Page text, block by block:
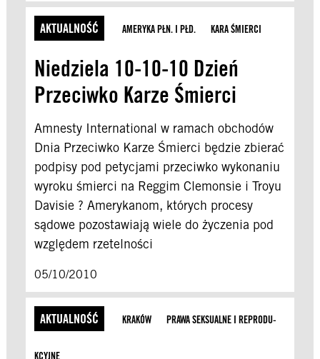
AKTUALNOŚĆ AMERYKA PŁN. I PŁD. KARA ŚMIERCI
Niedziela 10-10-10 Dzień
Przeciwko Karze Śmierci
Amnesty International w ramach obchodów
Dnia Przeciwko Karze Śmierci będzie zbierać
podpisy pod petycjami przeciwko wykonaniu
wyroku śmierci na Reggim Clemonsie i Troyu
Davisie ? Amerykanom, których procesy
sądowe pozostawiają wiele do życzenia pod
względem rzetelności
05/10/2010
AKTUALNOŚĆ KRAKÓW PRAWA SEKSUALNE I REPRODU­
KCYJNE